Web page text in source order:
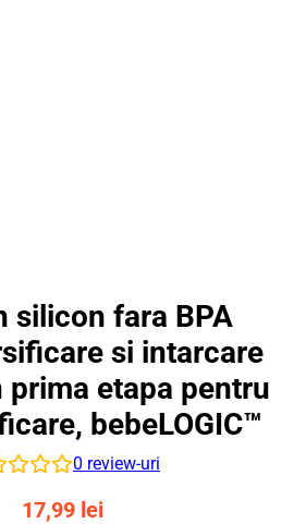
silicon fara BPA
si intarcare
prima etapa pentru
bebeLOGIC™
0 review-uri
17,99 lei